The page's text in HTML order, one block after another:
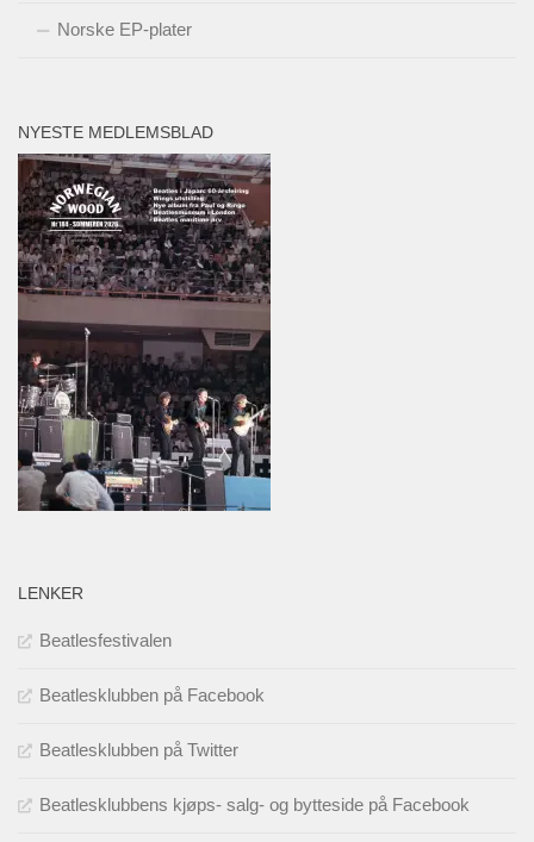
Norske EP-plater
NYESTE MEDLEMSBLAD
LENKER
Beatlesfestivalen
Beatlesklubben på Facebook
Beatlesklubben på Twitter
Beatlesklubbens kjøps- salg- og bytteside på Facebook